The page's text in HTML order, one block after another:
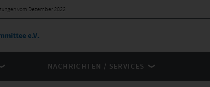
vom Dezember 2022
NACHRICHTEN / SERVICES